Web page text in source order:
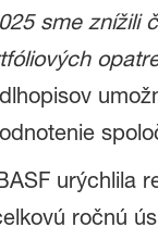
sme znížili
urýchlila
ročnú